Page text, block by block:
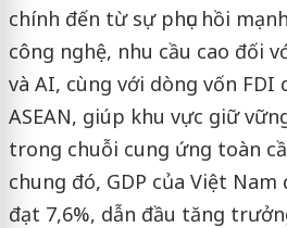
chính đến từ sự phục hồi
công nghệ, nhu cầu cao đối
và AI, cùng với dòng vốn FDI
ASEAN, giúp khu vực giữ
trong chuỗi cung ứng toàn
chung đó, GDP của Việt
đạt 7,6%, dẫn đầu tăng